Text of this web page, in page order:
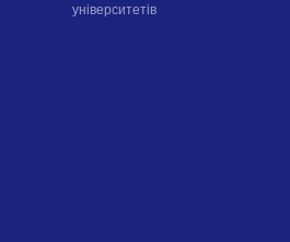
університетів